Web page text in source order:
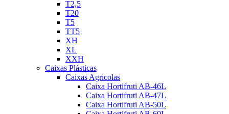
T2,5
T20
T5
TT5
XH
XL
XXH
Caixas Plásticas
Caixas Agricolas
Caixa Hortifruti AB-46L
Caixa Hortifruti AB-47L
Caixa Hortifruti AB-50L